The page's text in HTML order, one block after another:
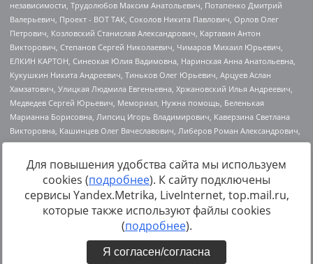
https://minjust.gov.ru/uploaded/files/reestr-
inostrannyih-agentov-22-03-2024.pdfданные на22.03.2024
Для повышения удобства сайта мы используем
cookies (подробнее). К сайту подключены
сервисы Yandex.Metrika, LiveInternet, top.mail.ru,
которые также используют файлы cookies
(подробнее).
Я согласен/согласна